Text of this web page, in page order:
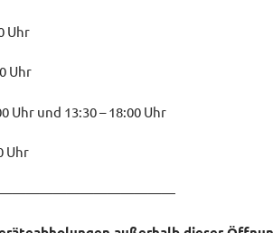
Uhr
Uhr
Uhr und 13:30 – 18:00 Uhr
Uhr